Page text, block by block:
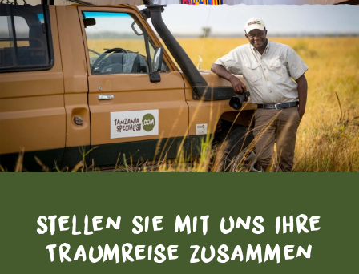
Stellen Sie mit uns Ihre
Traumreise zusammen